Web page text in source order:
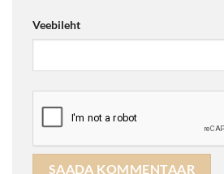
Veebileht